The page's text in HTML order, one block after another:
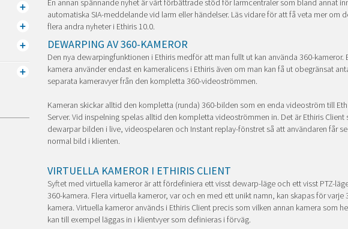
En annan spännande nyhet är vårt förbättrade stöd för larmcentraler som bland annat
automatiska SIA-meddelande vid larm eller händelser. Läs vidare för att få veta mer om
flera andra nyheter i Ethiris 10.0.
DEWARPING AV 360-KAMEROR
Den nya dewarpingfunktionen i Ethiris medför att man fullt ut kan använda 360-kameror.
kamera använder endast en kameralicens i Ethiris även om man kan få ut obegränsat
separata kameravyer från den kompletta 360-videoströmmen.
Kameran skickar alltid den kompletta (runda) 360-bilden som en enda videoström till
Server. Vid inspelning spelas alltid den kompletta videoströmmen in. Det är Ethiris Client
dewarpar bilden i live, videospelaren och Instant replay-fönstret så att användaren får
normal bild i klienten.
VIRTUELLA KAMEROR I ETHIRIS CLIENT
Syftet med virtuella kameror är att fördefiniera ett visst dewarp-läge och ett visst PTZ-
360-kamera. Flera virtuella kameror, var och en med ett unikt namn, kan skapas för varje
kamera. Virtuella kameror används i Ethiris Client precis som vilken annan kamera som
kan till exempel läggas in i klientvyer som definieras i förväg.